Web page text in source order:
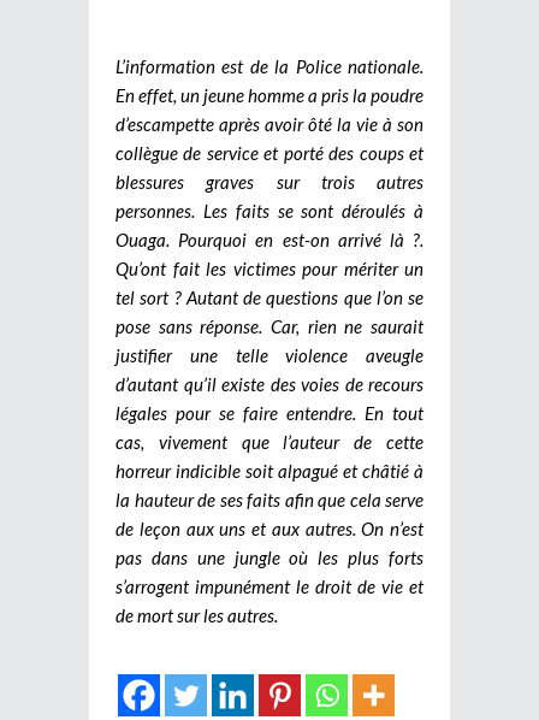
L’information est de la Police nationale.
En effet, un jeune homme a pris la poudre
d’escampette après avoir ôté la vie à son
collègue de service et porté des coups et
blessures graves sur trois autres
personnes. Les faits se sont déroulés à
Ouaga. Pourquoi en est-on arrivé là ?.
Qu’ont fait les victimes pour mériter un
tel sort ? Autant de questions que l’on se
pose sans réponse. Car, rien ne saurait
justifier une telle violence aveugle
d’autant qu’il existe des voies de recours
légales pour se faire entendre. En tout
cas, vivement que l’auteur de cette
horreur indicible soit alpagué et châtié à
la hauteur de ses faits afin que cela serve
de leçon aux uns et aux autres. On n’est
pas dans une jungle où les plus forts
s’arrogent impunément le droit de vie et
de mort sur les autres.